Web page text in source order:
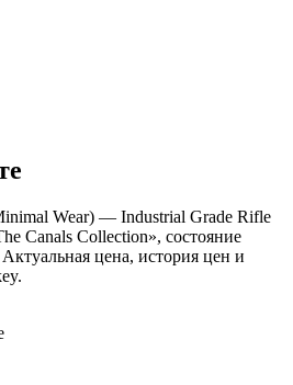
Wear) — Industrial Grade Rifle
Canals Collection», состояние
цена, история цен и